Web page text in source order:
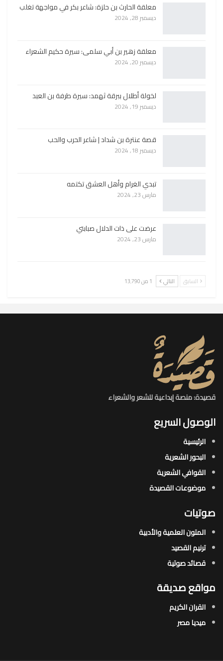
معلقة الحارث بن حلزة: شاعر بكر في مواجهة تغلب
ديسمبر 28, 2024
معلقة زهير بن أبي سلمى: سيرة حكيم الشعراء
ديسمبر 20, 2024
لخولة أطلال ببرقة ثهمد: سيرة طرفة بن العبد
ديسمبر 19, 2024
قصة عنترة بن شداد | شاعر الحرب والحب
ديسمبر 18, 2024
تبدي الغرام وأهل العشق تكتمه
مارس 23, 2024
عرضت على ذات الدلال صبابتي
مارس 23, 2024
السابق التالي 1 من 13٬790
قصيدة: منصة إبداعية للشعر والشعراء
الوصول السريع
الرئيسية
البحور الشعرية​
القوافي الشعرية​
موضوعات القصيدة​
صوتيات
المتون العلمية والأدبية
ترنيم القصيد
قصائد صوتية
مواقع صديقة
القران الكريم
ميديا مصر